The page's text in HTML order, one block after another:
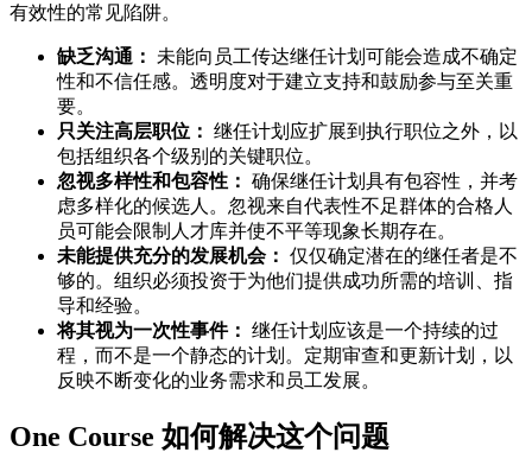
有效性的常见陷阱。
缺乏沟通：
未能向员工传达继任计划可能会造成不确定
性和不信任感。透明度对于建立支持和鼓励参与至关重
要。
只关注高层职位： 继任计划应扩展到执行职位之外，以
包括组织各个级别的关键职位。
忽视多样性和包容性： 确保继任计划具有包容性，并考
虑多样化的候选人。忽视来自代表性不足群体的合格人
员可能会限制人才库并使不平等现象长期存在。
未能提供充分的发展机会： 仅仅确定潜在的继任者是不
够的。组织必须投资于为他们提供成功所需的培训、指
导和经验。
将其视为一次性事件： 继任计划应该是一个持续的过
程，而不是一个静态的计划。定期审查和更新计划，以
反映不断变化的业务需求和员工发展。
One Course 如何解决这个问题